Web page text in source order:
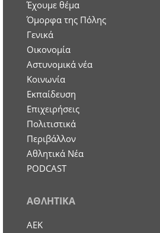
Έχουμε θέμα
Όμορφα της Πόλης
Γενικά
Οικονομία
Aστυνομικά νέα
Κοινωνία
Εκπαίδευση
Επιχειρήσεις
Πολιτιστικά
Περιβάλλον
Αθλητικά Νέα
PODCAST
ΑΘΛΗΤΙΚΑ
ΑΕΚ